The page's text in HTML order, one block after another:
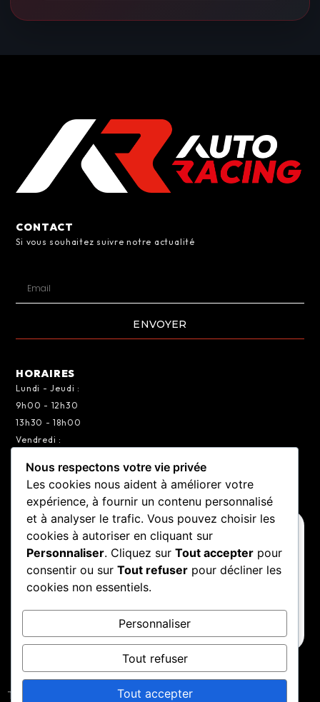
CONTACT
Si vous souhaitez suivre notre actualité
ENVOYER
HORAIRES
Lundi - Jeudi :
9h00 - 12h30
13h30 - 18h00
Vendredi :
13h30 - 17h00
VOTRE CENTRE
Choisir mon centre
Merci de choisir un centre
Changer de centre
Tous droits réservés 2026 ©Auto Racing
Nous respectons votre vie privée
Les cookies nous aident à améliorer votre
expérience, à fournir un contenu personnalisé
et à analyser le trafic. Vous pouvez choisir les
cookies à autoriser en cliquant sur
Personnaliser. Cliquez sur Tout accepter pour
consentir ou sur Tout refuser pour décliner les
cookies non essentiels.
Personnaliser
Tout refuser
Tout accepter